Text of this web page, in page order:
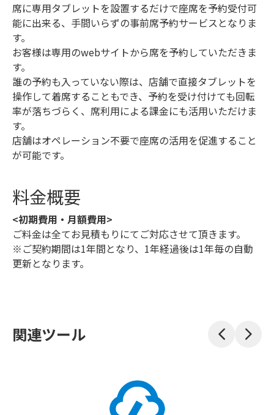
席に専用タブレットを設置するだけで座席を予約受付可
能に出来る、手間いらずの事前席予約サービスとなりま
す。
お客様は専用のwebサイトから席を予約していただきま
す。
誰の予約も入っていない際は、店舗で直接タブレットを
操作して着席することもでき、予約を受け付けても回転
率が落ちづらく、席利用による課金にも活用いただけま
す。
店舗はオペレーション不要で座席の活用を促進すること
が可能です。
料金概要
<初期費用・月額費用>
ご料金は全てお見積もりにてご対応させて頂きます。
※ご契約期間は1年間となり、1年経過後は1年毎の自動
更新となります。
関連ツール